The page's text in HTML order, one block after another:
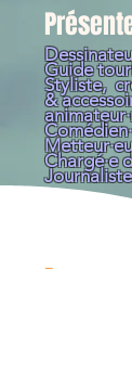
Guide
Styliste,
&
Chargé·e
Journaliste